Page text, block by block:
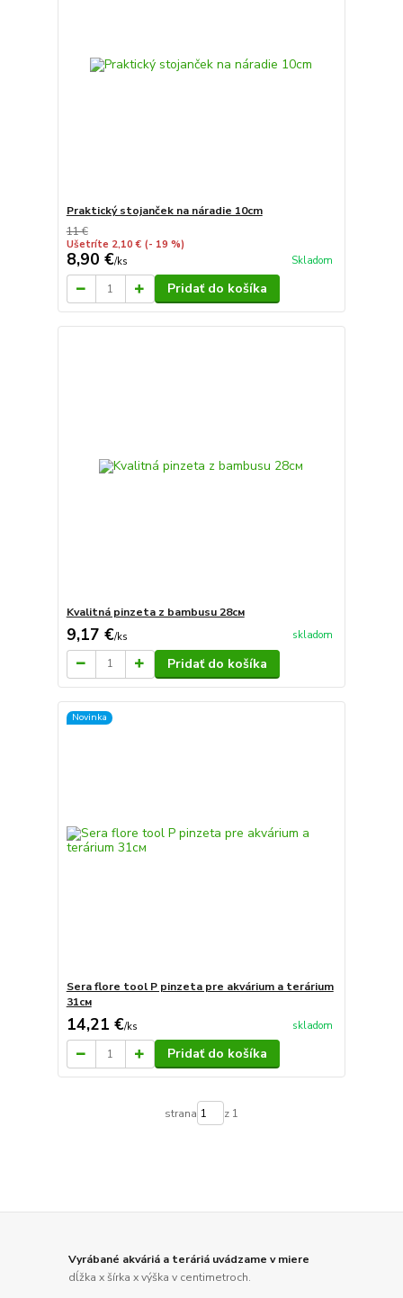
Praktický stojanček na náradie 10cm
11 €
Ušetríte 2,10 € (- 19 %)
8,90 €/ks Skladom
Pridať do košíka
Kvalitná pinzeta z bambusu 28см
9,17 €/ks skladom
Pridať do košíka
Novinka
Sera flore tool P pinzeta pre akvárium a terárium
31см
14,21 €/ks skladom
Pridať do košíka
strana z 1
Vyrábané akváriá a teráriá uvádzame v miere
dĺžka x šírka x výška v centimetroch.